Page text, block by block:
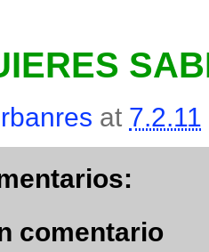
at 7.2.11
comentario